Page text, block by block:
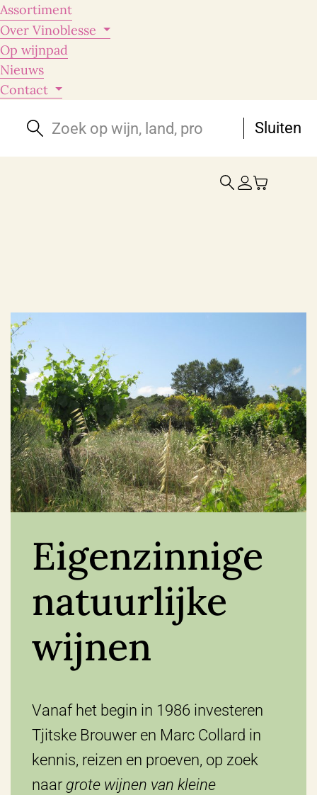
Assortiment
Over Vinoblesse
Op wijnpad
Nieuws
Contact
Sluiten
Eigenzinnige
natuurlijke
wijnen
Vanaf het begin in 1986 investeren
Tjitske Brouwer en Marc Collard in
kennis, reizen en proeven, op zoek
naar grote wijnen van kleine